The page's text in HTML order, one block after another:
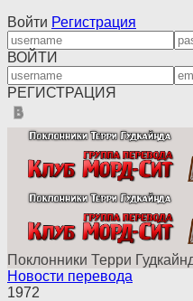
Войти Регистрация
ВОЙТИ
РЕГИСТРАЦИЯ
Поклонники Терри
Новости перевода
1972